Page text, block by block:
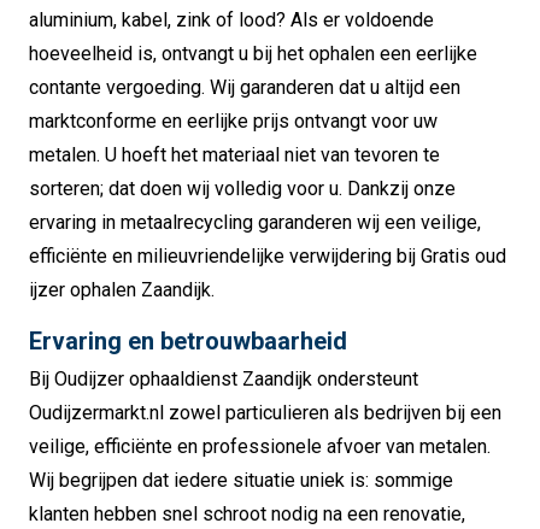
aluminium, kabel, zink of lood? Als er voldoende
hoeveelheid is, ontvangt u bij het ophalen een eerlijke
contante vergoeding. Wij garanderen dat u altijd een
marktconforme en eerlijke prijs ontvangt voor uw
metalen. U hoeft het materiaal niet van tevoren te
sorteren; dat doen wij volledig voor u. Dankzij onze
ervaring in metaalrecycling garanderen wij een veilige,
efficiënte en milieuvriendelijke verwijdering bij Gratis oud
ijzer ophalen Zaandijk.
Ervaring en betrouwbaarheid
Bij Oudijzer ophaaldienst Zaandijk ondersteunt
Oudijzermarkt.nl zowel particulieren als bedrijven bij een
veilige, efficiënte en professionele afvoer van metalen.
Wij begrijpen dat iedere situatie uniek is: sommige
klanten hebben snel schroot nodig na een renovatie,